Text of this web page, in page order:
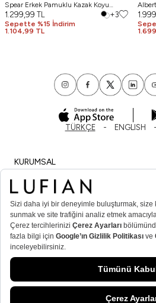
Spear Erkek Pamuklu Kazak Koyu
Lacivert
1.299,99 TL
Sepette %15 İndirim
1.104,99 TL
+3
TÜRKÇE ENGLISH
KURUMSAL
ALIŞVERİŞ
ÖNEMLİ BİLGİLER
ÜYE
ERKEK POPÜLER KATEGORİLER
KADIN POPÜLER KATEGORİLER
© Lufian.com 2026 Tüm Hakları